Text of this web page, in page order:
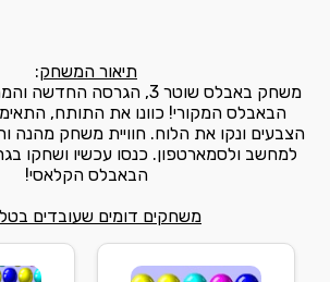
תיאור המשחק:
משחק באבלס שוטר 3, הגרסה
הבאבלס המקורי! כוונו את התותח,
הצבעים ונקו את הלוח. חוויית משחק מהנה
למחשב ולסמארטפון. כנסו עכשיו ושחקו
הבאבלס הקלאסי!
משחקים דומים שעובדים